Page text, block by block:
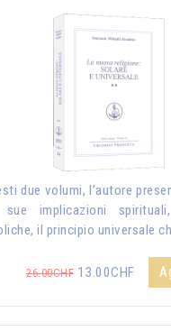
due volumi, l’autore
sue implicazioni
il principio universale
26.00CHF 13.00CHF